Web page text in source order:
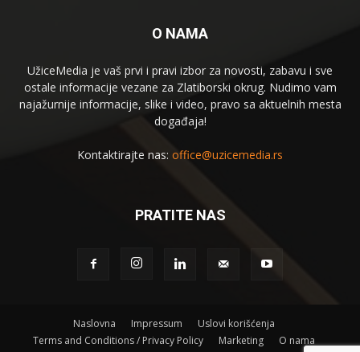
O NAMA
UžiceMedia je vaš prvi i pravi izbor za novosti, zabavu i sve
ostale informacije vezane za Zlatiborski okrug. Nudimo vam
najažurnije informacije, slike i video, pravo sa aktuelnih mesta
događaja!
Kontaktirajte nas: office@uzicemedia.rs
PRATITE NAS
Naslovna Impressum
Uslovi korišćenja
Terms and Conditions / Privacy Policy
Marketing
O nama